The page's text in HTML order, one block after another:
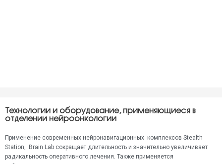
Технологии и оборудование, применяющиеся в
отделении нейроонкологии
Применение современных нейронавигационных комплексов Stealth
Station, Brain Lab сокращает длительность и значительно увеличивает
радикальность оперативного лечения. Также применяется